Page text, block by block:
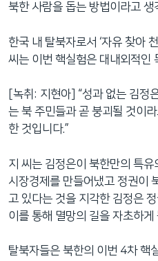
북한 사람을 돕는 방법이라고 생
한국 내 탈북자로서 ‘자유 찾아
씨는 이번 핵실험은 대내외적인
[녹취: 지현아] “성과 없는 김정
는 북 주민들과 곧 붕괴될 것이
한 것입니다.”
지 씨는 김정은이 북한만의 특
시장경제를 만들어냈고 정권이
고 있다는 것을 지각한 김정은
이를 통해 멸망의 길을 자초하게
탈북자들은 북한의 이번 4차 핵